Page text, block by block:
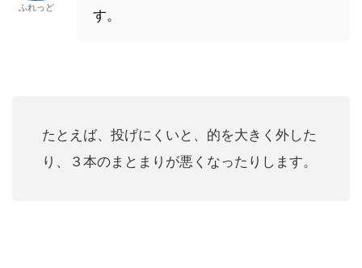
ふれっど
す。
たとえば、投げにくいと、的を大きく外した
り、３本のまとまりが悪くなったりします。